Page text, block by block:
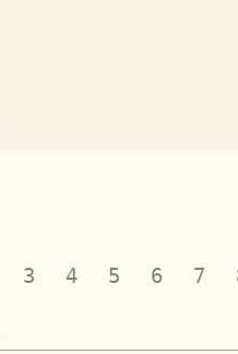
3 4 5 6 7